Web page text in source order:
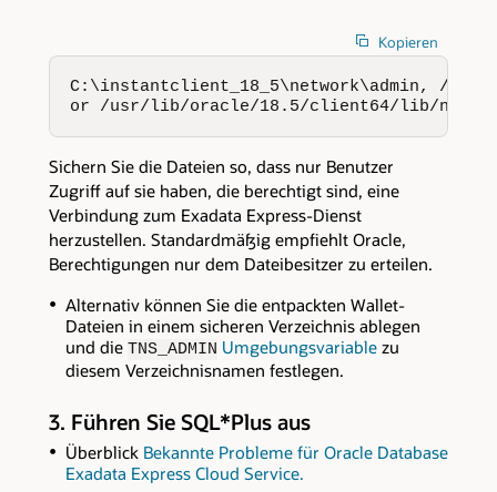
Kopieren
C:\instantclient_18_5\network\admin, /
or /usr/lib/oracle/18.5/client64/lib/
Sichern Sie die Dateien so, dass nur Benutzer
Zugriff auf sie haben, die berechtigt sind, eine
Verbindung zum Exadata Express-Dienst
herzustellen. Standardmäßig empfiehlt Oracle,
Berechtigungen nur dem Dateibesitzer zu erteilen.
Alternativ können Sie die entpackten Wallet-
Dateien in einem sicheren Verzeichnis ablegen
und die TNS_ADMIN Umgebungsvariablezu
diesem Verzeichnisnamen festlegen.
3. Führen Sie SQL*Plus aus
Überblick Bekannte Probleme für Oracle Database
Exadata Express Cloud Service.